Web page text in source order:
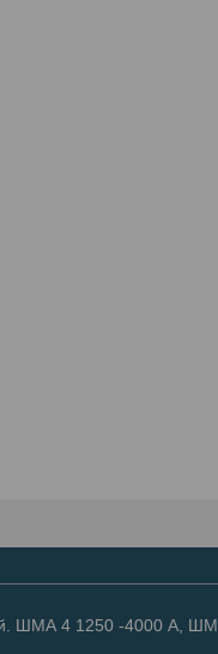
ШМА 4 1250 -4000 А,